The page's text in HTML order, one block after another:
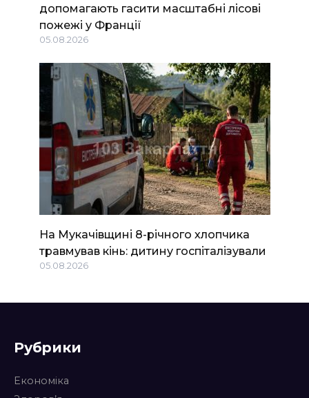
допомагають гасити масштабні лісові
пожежі у Франції
05.08.2026
На Мукачівщині 8-річного хлопчика
травмував кінь: дитину госпіталізували
05.08.2026
Рубрики
Економіка